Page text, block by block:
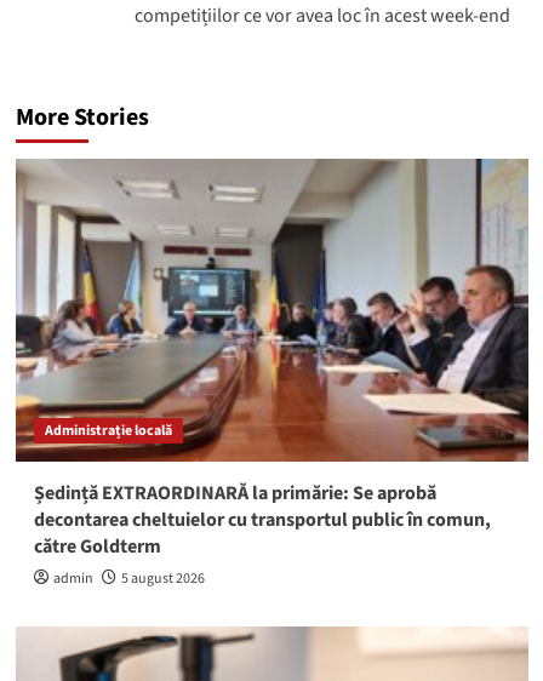
competițiilor ce vor avea loc în acest week-end
More Stories
Administrație locală
Ședință EXTRAORDINARĂ la primărie: Se aprobă
decontarea cheltuielor cu transportul public în comun,
către Goldterm
admin 5 august 2026